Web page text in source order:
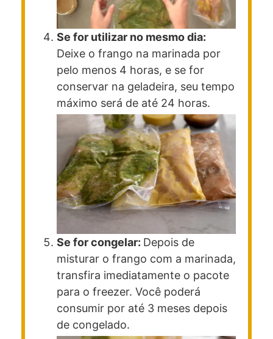
Se for utilizar no mesmo dia:
Deixe o frango na marinada por
pelo menos 4 horas, e se for
conservar na geladeira, seu tempo
máximo será de até 24 horas.
Se for congelar: Depois de
misturar o frango com a marinada,
transfira imediatamente o pacote
para o freezer. Você poderá
consumir por até 3 meses depois
de congelado.